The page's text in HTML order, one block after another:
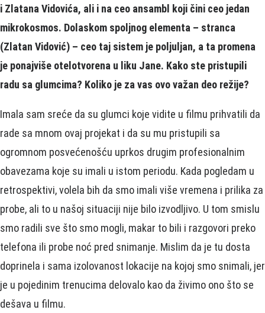
i Zlatana Vidovića, ali i na ceo ansambl koji čini ceo jedan
mikrokosmos. Dolaskom spoljnog elementa – stranca
(Zlatan Vidović) – ceo taj sistem je poljuljan, a ta promena
je ponajviše otelotvorena u liku Jane. Kako ste pristupili
radu sa glumcima? Koliko je za vas ovo važan deo režije?
Imala sam sreće da su glumci koje vidite u filmu prihvatili da
rade sa mnom ovaj projekat i da su mu pristupili sa
ogromnom posvećenošću uprkos drugim profesionalnim
obavezama koje su imali u istom periodu. Kada pogledam u
retrospektivi, volela bih da smo imali više vremena i prilika za
probe, ali to u našoj situaciji nije bilo izvodljivo. U tom smislu
smo radili sve što smo mogli, makar to bili i razgovori preko
telefona ili probe noć pred snimanje. Mislim da je tu dosta
doprinela i sama izolovanost lokacije na kojoj smo snimali, jer
je u pojedinim trenucima delovalo kao da živimo ono što se
dešava u filmu.